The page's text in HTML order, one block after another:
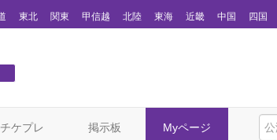
東北 関東 甲信越 北陸 東海 近畿 中国 四国
チケプレ 掲示板 Myページ